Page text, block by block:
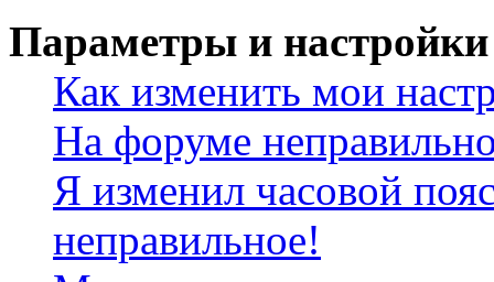
Параметры и настройки
Как изменить мои
На форуме
Я изменил часовой
неправильное!